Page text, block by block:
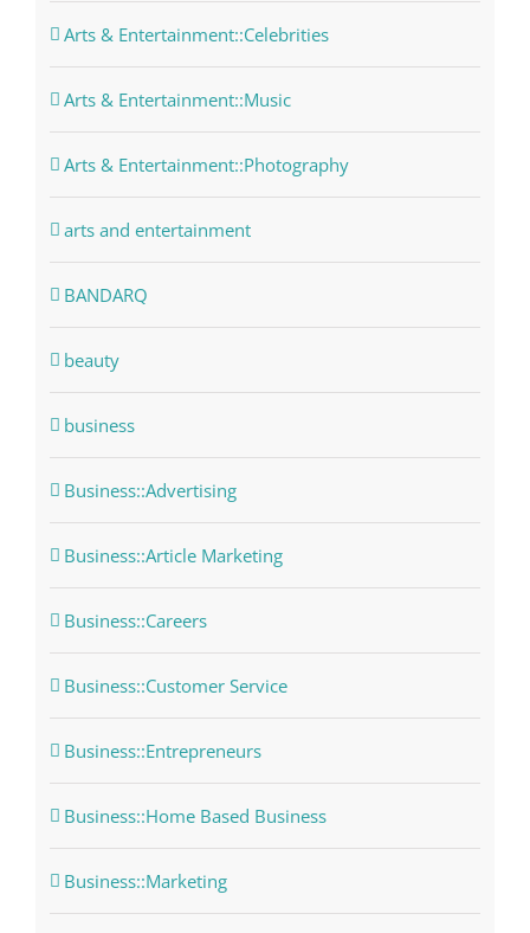
Arts & Entertainment::Celebrities
Arts & Entertainment::Music
Arts & Entertainment::Photography
arts and entertainment
BANDARQ
beauty
business
Business::Advertising
Business::Article Marketing
Business::Careers
Business::Customer Service
Business::Entrepreneurs
Business::Home Based Business
Business::Marketing